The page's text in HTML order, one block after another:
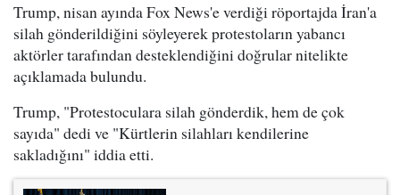
Trump, nisan ayında Fox News'e verdiği röportajda İran'a
silah gönderildiğini söyleyerek protestoların yabancı
aktörler tarafından desteklendiğini doğrular nitelikte
açıklamada bulundu.
Trump, "Protestoculara silah gönderdik, hem de çok
sayıda" dedi ve "Kürtlerin silahları kendilerine
sakladığını" iddia etti.